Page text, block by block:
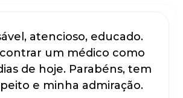
atencioso, educado.
um médico como
de hoje. Parabéns, tem
e minha admiração.